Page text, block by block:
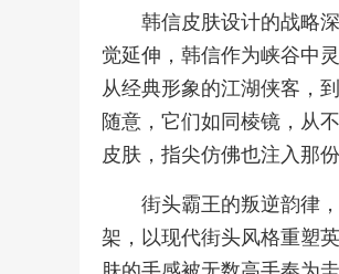
韩信皮肤设计的战略
觉延伸，韩信作为峡谷中
从经典形象的江湖侠客，
随意，它们如同棱镜，从
皮肤，指尖仿佛也注入那
街头霸王的叛逆韵律
架，以现代街头风格重塑